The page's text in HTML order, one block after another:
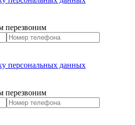
перезвоним
персональных данных
перезвоним